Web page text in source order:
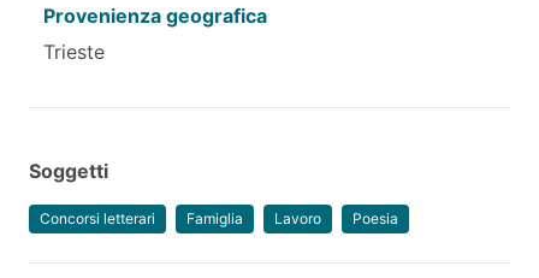
Provenienza geografica
Trieste
Soggetti
Concorsi letterari Famiglia Lavoro Poesia